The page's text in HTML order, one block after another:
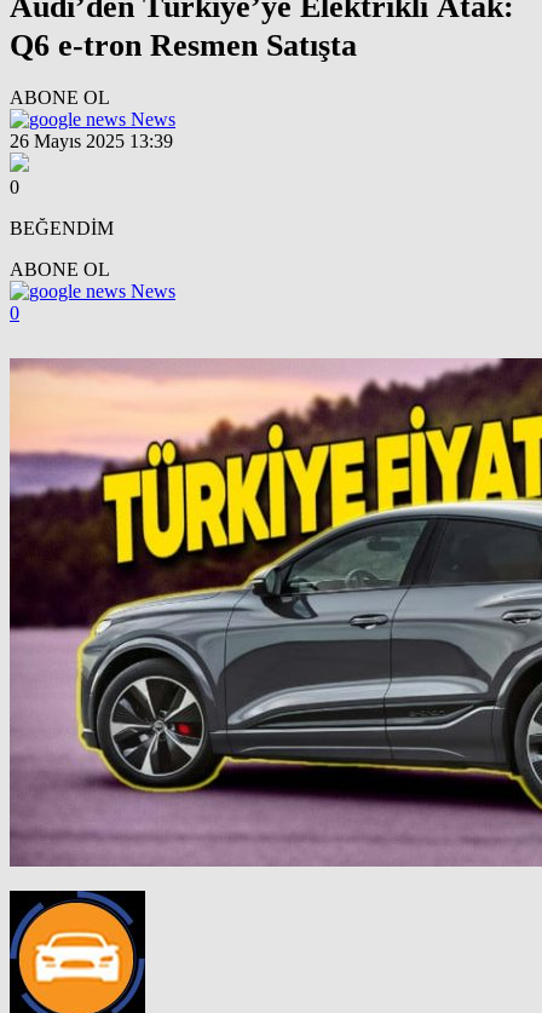
Q6 e-tron Resmen Satışta
ABONE OL
News
26 Mayıs 2025 13:39
0
BEĞENDİM
ABONE OL
News
0